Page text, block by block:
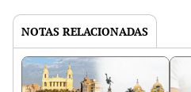
NOTAS RELACIONADAS